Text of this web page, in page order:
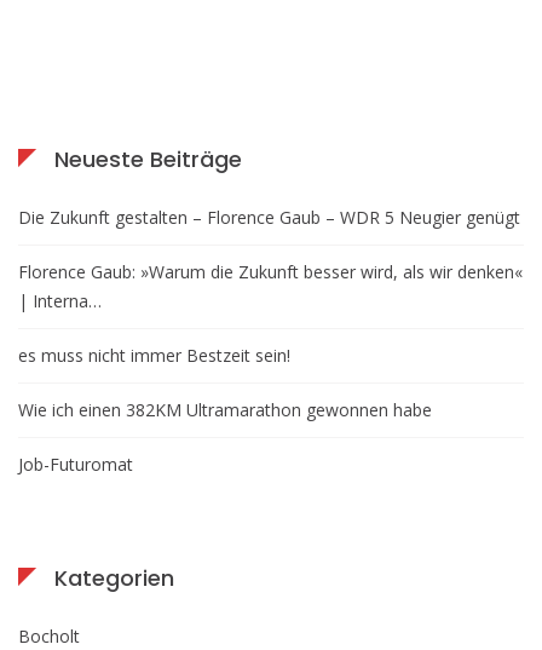
Neueste Beiträge
Die Zukunft gestalten – Florence Gaub – WDR 5 Neugier genügt
Florence Gaub: »Warum die Zukunft besser wird, als wir denken«
| Interna…
es muss nicht immer Bestzeit sein!
Wie ich einen 382KM Ultramarathon gewonnen habe
Job-Futuromat
Kategorien
Bocholt